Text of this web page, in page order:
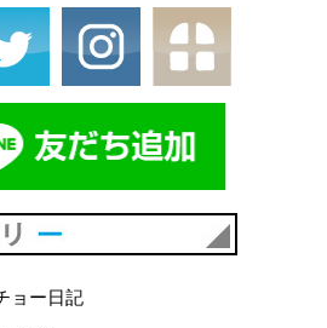
ョー日記